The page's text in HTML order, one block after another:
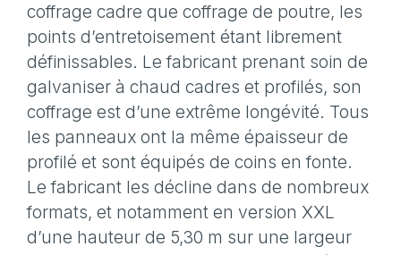
coffrage cadre que coffrage de poutre, les
points d’entretoisement étant librement
définissables. Le fabricant prenant soin de
galvaniser à chaud cadres et profilés, son
coffrage est d’une extrême longévité. Tous
les panneaux ont la même épaisseur de
profilé et sont équipés de coins en fonte.
Le fabricant les décline dans de nombreux
formats, et notamment en version XXL
d’une hauteur de 5,30 m sur une largeur